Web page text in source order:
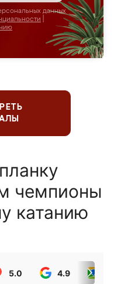
данных
чемпионы
катанию
5.0 4.9